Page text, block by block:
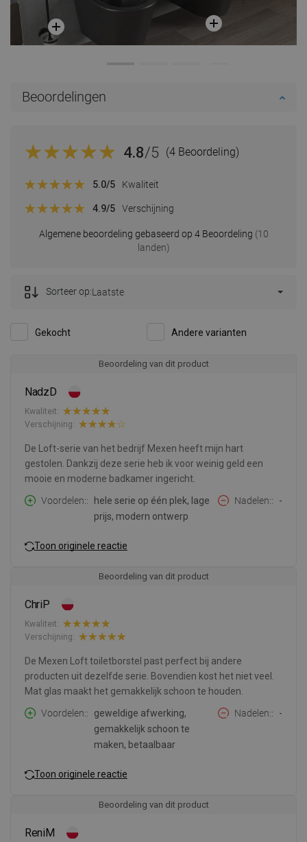
Beoordelingen
4.8/5 (4 Beoordeling)
Algemene beoordeling gebaseerd op 4 Beoordeling (10
landen)
5.0/5 Kwaliteit
4.9/5 Verschijning
Gekocht Andere varianten
Sorteer op:Laatste
Beoordeling van dit product
NadzD
Kwaliteit:
Verschijning:
De Loft-serie van het bedrijf Mexen heeft mijn hart
gestolen. Dankzij deze serie heb ik voor weinig geld een
mooie en moderne badkamer ingericht.
Voordelen:
hele serie op één plek, lage
prijs, modern ontwerp
Nadelen: -
Toon originele reactie
Beoordeling van dit product
ChriP
Kwaliteit:
Verschijning:
De Mexen Loft toiletborstel past perfect bij andere
producten uit dezelfde serie. Bovendien kost het niet veel.
Mat glas maakt het gemakkelijk schoon te houden.
Voordelen:
geweldige afwerking,
gemakkelijk schoon te
maken, betaalbaar
Nadelen: -
Toon originele reactie
Beoordeling van dit product
ReniM